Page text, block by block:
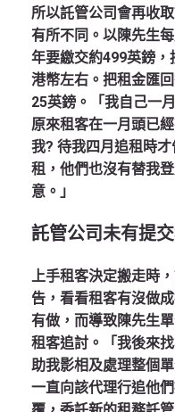
所以託管公司會再收
有所不同。以陳先生
年要繳交約499英鎊
港幣左右。把租金匯
25英鎊。「我自己一
原來租客在一月頭已
我? 待我四月追租時
租，他們也沒有替我
意。」
託管公司未有提
上手租客決定搬走時
告，看看租客有沒做
有做，而導致陳先生
租客追討。「我後來
助我影相及處理整個
一直向該代理行追他